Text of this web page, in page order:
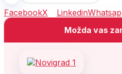
FacebookX Linkedin
Možda vas